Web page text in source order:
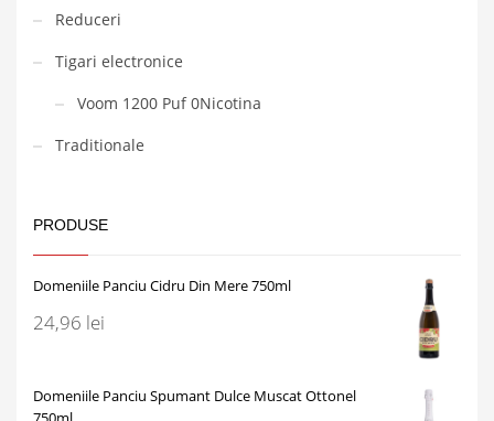
Reduceri
Tigari electronice
Voom 1200 Puf 0Nicotina
Traditionale
PRODUSE
Domeniile Panciu Cidru Din Mere 750ml
24,96 lei
Domeniile Panciu Spumant Dulce Muscat Ottonel